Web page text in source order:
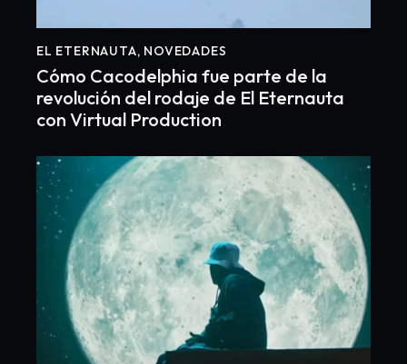
EL ETERNAUTA, NOVEDADES
Cómo Cacodelphia fue parte de la
revolución del rodaje de El Eternauta
con Virtual Production